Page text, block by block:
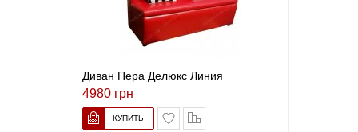
Диван Пера Делюкс Линия
4980 грн
В список желаний